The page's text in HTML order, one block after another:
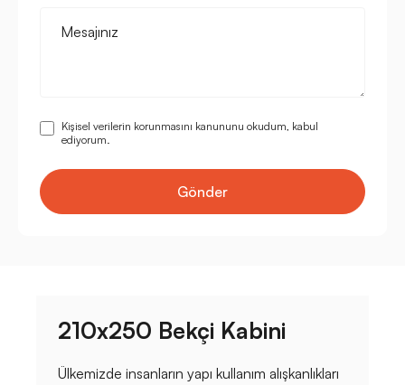
Mesajınız
Kişisel verilerin korunmasını kanununu okudum, kabul
ediyorum.
Gönder
210x250 Bekçi Kabini
Ülkemizde insanların yapı kullanım alışkanlıkları